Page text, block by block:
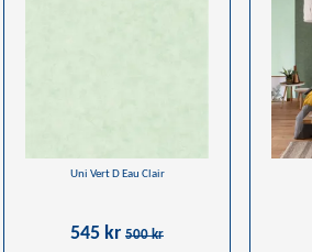
Uni Vert D Eau Clair
545 kr 500 kr